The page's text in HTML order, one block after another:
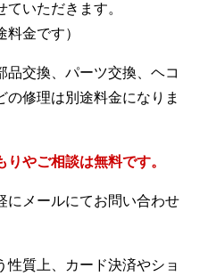
いただきます。
金です）
品交換、パーツ交換、ヘコ
の修理は別途料金になりま
やご相談は無料です。
にメールにてお問い合わせ
性質上、カード決済やショ